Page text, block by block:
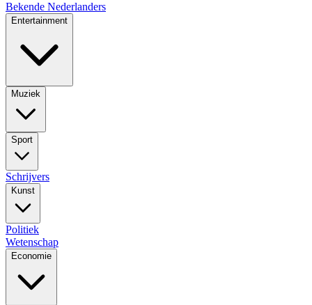
Bekende Nederlanders
Entertainment
Muziek
Sport
Schrijvers
Kunst
Politiek
Wetenschap
Economie